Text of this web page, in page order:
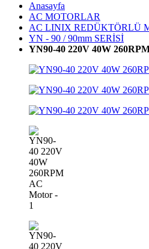
Anasayfa
AC MOTORLAR
AC LINIX REDÜKTÖRLÜ
YN - 90 / 90mm SERİSİ
YN90-40 220V 40W